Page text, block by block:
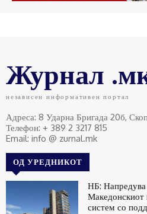
Журнал
независен информативен портал
Адреса: 8 Ударна Бригада 20б,
Телефон: + 389 2 3217 815
Email: info @ zurnal.mk
ОД УРЕДНИКОТ
НБ: Напредува
Македонскиот
систем со